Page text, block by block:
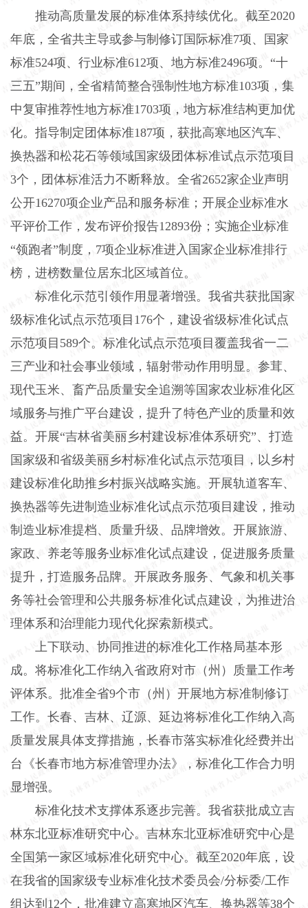
推动高质量发展的标准体系持续优化。截至2020
年底，全省共主导或参与制修订国际标准7项、国家
标准524项、行业标准612项、地方标准2496项。“十
三五”期间，全省精简整合强制性地方标准103项，集
中复审推荐性地方标准1703项，地方标准结构更加优
化。指导制定团体标准187项，获批高寒地区汽车、
换热器和松花石等领域国家级团体标准试点示范项目
3个，团体标准活力不断释放。全省2652家企业声明
公开16270项企业产品和服务标准；开展企业标准水
平评价工作，发布评价报告12893份；实施企业标准
“领跑者”制度，7项企业标准进入国家企业标准排行
榜，进榜数量位居东北区域首位。
标准化示范引领作用显著增强。我省共获批国家
级标准化试点示范项目176个，建设省级标准化试点
示范项目589个。标准化试点示范项目覆盖我省一二
三产业和社会事业领域，辐射带动作用明显。参茸、
现代玉米、畜产品质量安全追溯等国家农业标准化区
域服务与推广平台建设，提升了特色产业的质量和效
益。开展“吉林省美丽乡村建设标准体系研究”、打造
国家级和省级美丽乡村标准化试点示范项目，以乡村
建设标准化助推乡村振兴战略实施。开展轨道客车、
换热器等先进制造业标准化试点示范项目建设，推动
制造业标准提档、质量升级、品牌增效。开展旅游、
家政、养老等服务业标准化试点建设，促进服务质量
提升，打造服务品牌。开展政务服务、气象和机关事
务等社会管理和公共服务标准化试点建设，为推进治
理体系和治理能力现代化探索新模式。
上下联动、协同推进的标准化工作格局基本形
成。将标准化工作纳入省政府对市（州）质量工作考
评体系。批准全省9个市（州）开展地方标准制修订
工作。长春、吉林、辽源、延边将标准化工作纳入高
质量发展具体支撑措施，长春市落实标准化经费并出
台《长春市地方标准管理办法》，标准化工作合力明
显增强。
标准化技术支撑体系逐步完善。我省获批成立吉
林东北亚标准研究中心。吉林东北亚标准研究中心是
全国第一家区域标准化研究中心。截至2020年底，设
在我省的国家级专业标准化技术委员会/分标委/工作
组达到12个，批准建立高寒地区汽车、换热器等38个